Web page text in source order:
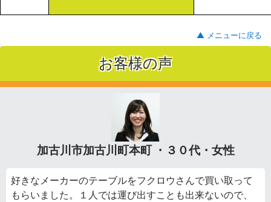
▲ メニューに戻る
お客様の声
加古川市加古川町本町 ・３０代・女性
好きなメーカーのテーブルをフクロウさんで買い取って
もらいました。１人では運び出すことも出来ないので、